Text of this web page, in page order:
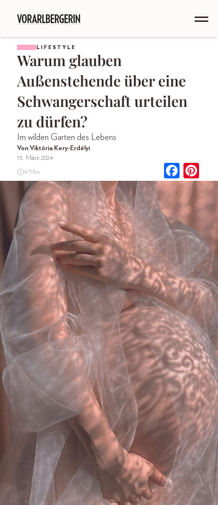
LIFESTYLE
Warum glauben
Außenstehende über eine
Schwangerschaft urteilen
zu dürfen?
Im wilden Garten des Lebens
Von Viktória Kery-Erdélyi
15. März 2024
9 Min.